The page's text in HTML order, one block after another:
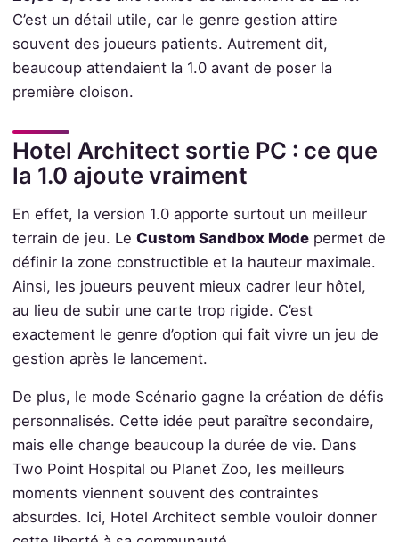
C’est un détail utile, car le genre gestion attire
souvent des joueurs patients. Autrement dit,
beaucoup attendaient la 1.0 avant de poser la
première cloison.
Hotel Architect sortie PC : ce que
la 1.0 ajoute vraiment
En effet, la version 1.0 apporte surtout un meilleur
terrain de jeu. Le Custom Sandbox Modepermet de
définir la zone constructible et la hauteur maximale.
Ainsi, les joueurs peuvent mieux cadrer leur hôtel,
au lieu de subir une carte trop rigide. C’est
exactement le genre d’option qui fait vivre un jeu de
gestion après le lancement.
De plus, le mode Scénario gagne la création de défis
personnalisés. Cette idée peut paraître secondaire,
mais elle change beaucoup la durée de vie. Dans
Two Point Hospital ou Planet Zoo, les meilleurs
moments viennent souvent des contraintes
absurdes. Ici, Hotel Architect semble vouloir donner